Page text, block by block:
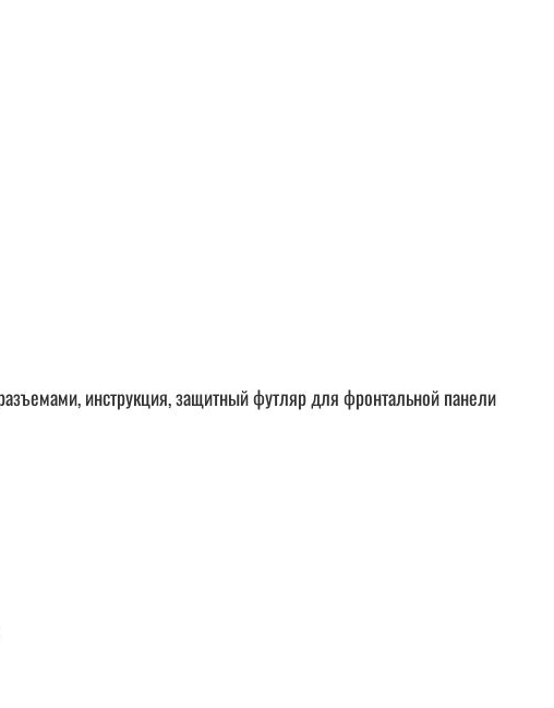
инструкция, защитный футляр для фронтальной панели